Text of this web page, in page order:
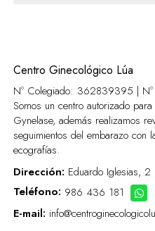
Centro Ginecológico Lúa
Nº Colegiado: 362839395 | Nº
Somos un centro autorizado
Gynelase, además realizamos
seguimientos del embarazo con
ecografías.
Dirección: Eduardo Iglesias,
Teléfono: 986 436 181
E-mail: